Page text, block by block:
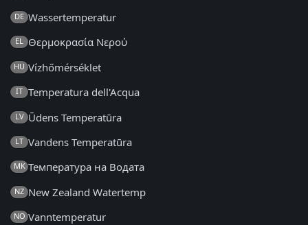
DE Wassertemperatur
EL Θερμοκρασία Νερού
HU Vízhőmérséklet
IT Temperatura dell'Acqua
LV Ūdens Temperatūra
LT Vandens Temperatūra
MK Температура на Водата
NZ New Zealand Watertemp
NO Vanntemperatur